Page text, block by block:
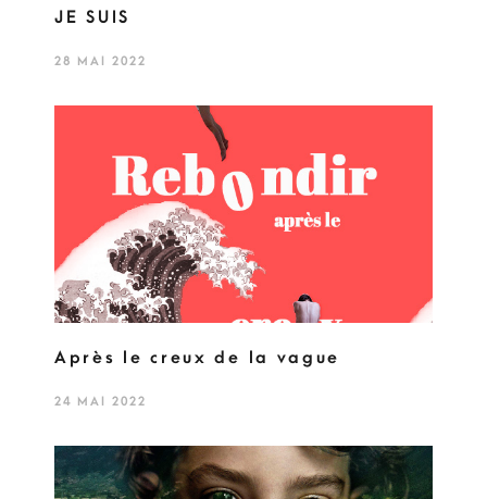
JE SUIS
28 MAI 2022
Après le creux de la vague
24 MAI 2022